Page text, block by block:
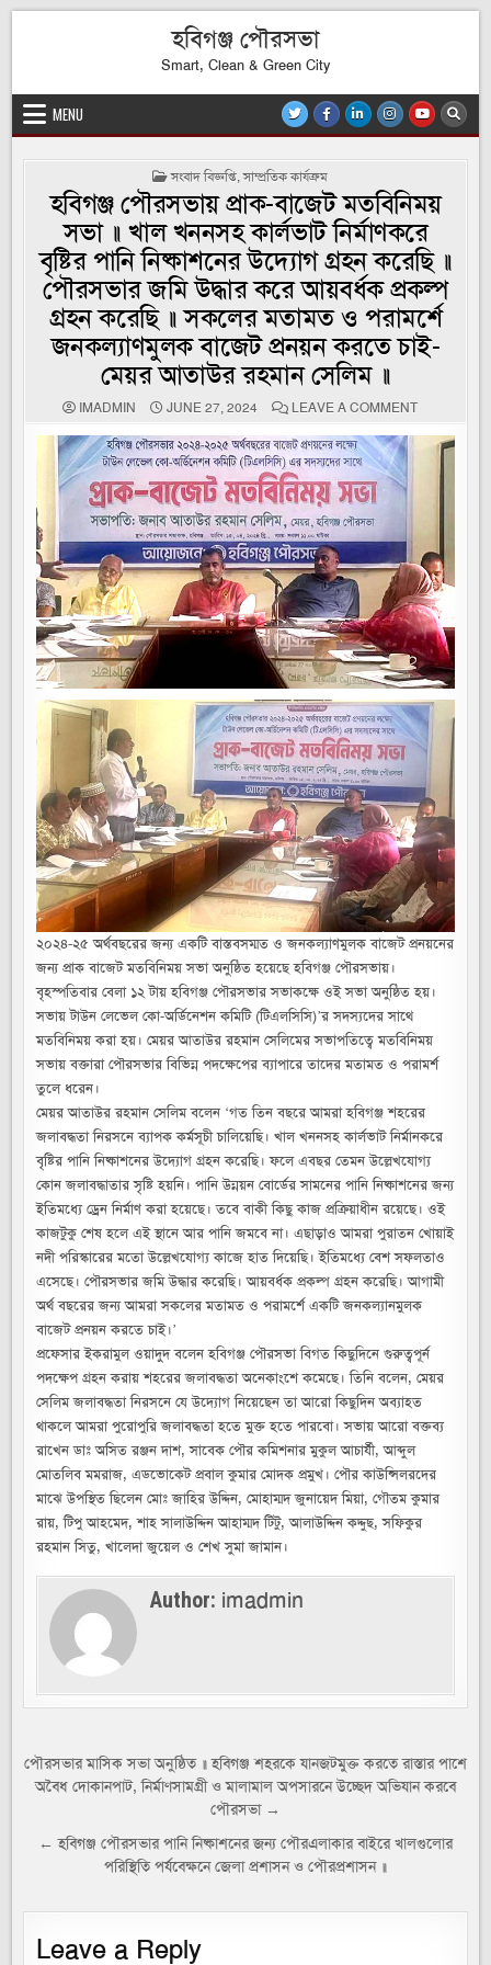
হবিগঞ্জ পৌরসভা
Smart, Clean & Green City
MENU
POSTED
সংবাদ বিজ্ঞপ্তি,সাম্প্রতিক কার্যক্রম
হবিগঞ্জ পৌরসভায় প্রাক-বাজেট মতবিনিময়
সভা ॥ খাল খননসহ কার্লভাট নির্মাণকরে
বৃষ্টির পানি নিষ্কাশনের উদ্যোগ গ্রহন করেছি ॥
পৌরসভার জমি উদ্ধার করে আয়বর্ধক প্রকল্প
গ্রহন করেছি ॥ সকলের মতামত ও পরামর্শে
জনকল্যাণমুলক বাজেট প্রনয়ন করতে চাই-
মেয়র আতাউর রহমান সেলিম ॥
IMADMIN JUNE 27, 2024 LEAVE A COMMENTON
পৌরসভায়
প্রাক-
বাজেট
মতবিনিময়
নির্মাণকরে
বৃষ্টির
পানি
নিষ্কাশনের
উদ্যোগ
গ্রহন
করেছি
॥
পৌরসভার
জমি
উদ্ধার
করে
আয়বর্ধক
প্রকল্প
গ্রহন
করেছি
সকলের
মতামত
ও
পরামর্শে
জনকল্যাণমুলক
বাজেট
প্রনয়ন
করতে
চাই-
মেয়র
আতাউর
রহমান
সেলিম
॥
২০২৪-২৫ অর্থবছরের জন্য একটি বাস্তবসম্মত ও জনকল্যাণমুলক বাজেট প্রনয়নের
জন্য প্রাক বাজেট মতবিনিময় সভা অনুষ্ঠিত হয়েছে হবিগঞ্জ পৌরসভায়।
বৃহস্পতিবার বেলা ১২ টায় হবিগঞ্জ পৌরসভার সভাকক্ষে ওই সভা অনুষ্ঠিত হয়।
সভায় টাউন লেভেল কো-অর্ডিনেশন কমিটি (টিএলসিসি)’র সদস্যদের সাথে
মতবিনিময় করা হয়। মেয়র আতাউর রহমান সেলিমের সভাপতিত্বে মতবিনিময়
সভায় বক্তারা পৌরসভার বিভিন্ন পদক্ষেপের ব্যাপারে তাদের মতামত ও পরামর্শ
তুলে ধরেন।
মেয়র আতাউর রহমান সেলিম বলেন ‘গত তিন বছরে আমরা হবিগঞ্জ শহরের
জলাবদ্ধতা নিরসনে ব্যাপক কর্মসূচী চালিয়েছি। খাল খননসহ কার্লভাট নির্মানকরে
বৃষ্টির পানি নিষ্কাশনের উদ্যোগ গ্রহন করেছি। ফলে এবছর তেমন উল্লেখযোগ্য
কোন জলাবদ্ধাতার সৃষ্টি হয়নি। পানি উন্নয়ন বোর্ডের সামনের পানি নিষ্কাশনের জন্য
ইতিমধ্যে ড্রেন নির্মাণ করা হয়েছে। তবে বাকী কিছু কাজ প্রক্রিয়াধীন রয়েছে। ওই
কাজটুকু শেষ হলে এই স্থানে আর পানি জমবে না। এছাড়াও আমরা পুরাতন খোয়াই
নদী পরিস্কারের মতো উল্লেখযোগ্য কাজে হাত দিয়েছি। ইতিমধ্যে বেশ সফলতাও
এসেছে। পৌরসভার জমি উদ্ধার করেছি। আয়বর্ধক প্রকল্প গ্রহন করেছি। আগামী
অর্থ বছরের জন্য আমরা সকলের মতামত ও পরামর্শে একটি জনকল্যানমুলক
বাজেট প্রনয়ন করতে চাই।’
প্রফেসার ইকরামুল ওয়াদুদ বলেন হবিগঞ্জ পৌরসভা বিগত কিছুদিনে গুরুত্বপূর্ন
পদক্ষেপ গ্রহন করায় শহরের জলাবদ্ধতা অনেকাংশে কমেছে। তিনি বলেন, মেয়র
সেলিম জলাবদ্ধতা নিরসনে যে উদ্যোগ নিয়েছেন তা আরো কিছুদিন অব্যাহত
থাকলে আমরা পুরোপুরি জলাবদ্ধতা হতে মুক্ত হতে পারবো। সভায় আরো বক্তব্য
রাখেন ডাঃ অসিত রঞ্জন দাশ, সাবেক পৌর কমিশনার মুকুল আচার্যী, আব্দুল
মোতলিব মমরাজ, এডভোকেট প্রবাল কুমার মোদক প্রমুখ। পৌর কাউন্সিলরদের
মাঝে উপস্থিত ছিলেন মোঃ জাহির উদ্দিন, মোহাম্মদ জুনায়েদ মিয়া, গৌতম কুমার
রায়, টিপু আহমেদ, শাহ সালাউদ্দিন আহাম্মদ টিটু, আলাউদ্দিন কদ্দুছ, সফিকুর
রহমান সিতু, খালেদা জুয়েল ও শেখ সুমা জামান।
Author: imadmin
Post
navigation
পৌরসভার মাসিক সভা অনুষ্ঠিত ॥ হবিগঞ্জ শহরকে যানজটমুক্ত করতে রাস্তার পাশে
অবৈধ দোকানপাট, নির্মাণসামগ্রী ও মালামাল অপসারনে উচ্ছেদ অভিযান করবে
পৌরসভা →
← হবিগঞ্জ পৌরসভার পানি নিষ্কাশনের জন্য পৌরএলাকার বাইরে খালগুলোর
পরিস্থিতি পর্যবেক্ষনে জেলা প্রশাসন ও পৌরপ্রশাসন ॥
Leave a Reply